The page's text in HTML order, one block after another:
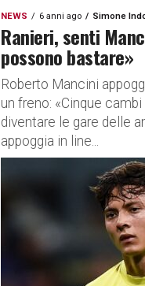
NEWS 6 anni ago Simone
Ranieri, senti
possono bastare»
Roberto Mancini
un freno: «Cinque cambi
diventare le gare delle
appoggia in line...